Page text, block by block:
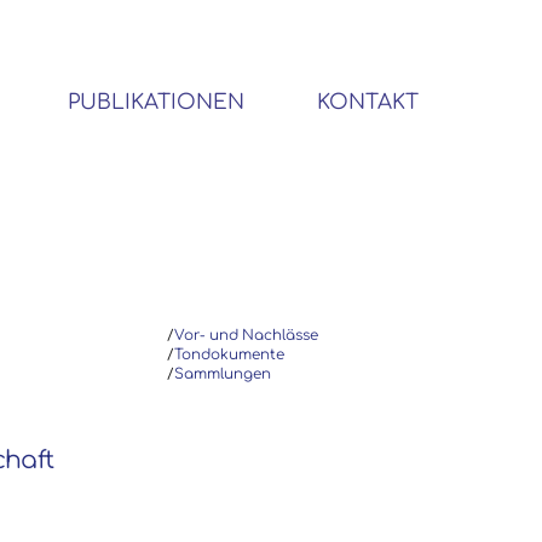
PUBLIKATIONEN KONTAKT
/Vor- und Nachlässe
/Tondokumente
/Sammlungen